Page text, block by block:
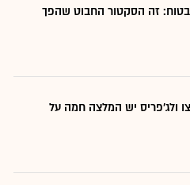
זה הסקטור החבוט שהפך
ולג'פריס יש המלצה חמה על